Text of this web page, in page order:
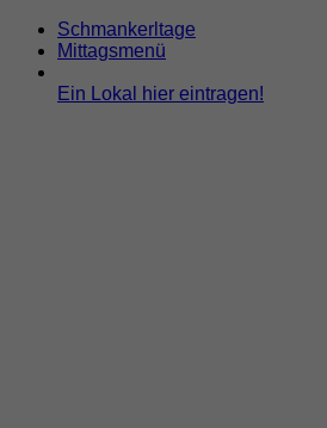
Schmankerltage
Mittagsmenü
Ein Lokal hier eintragen!